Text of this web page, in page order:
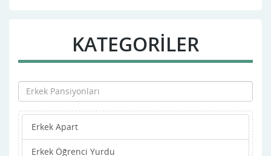
KATEGORİLER
Erkek Apart
Erkek Öğrenci Yurdu